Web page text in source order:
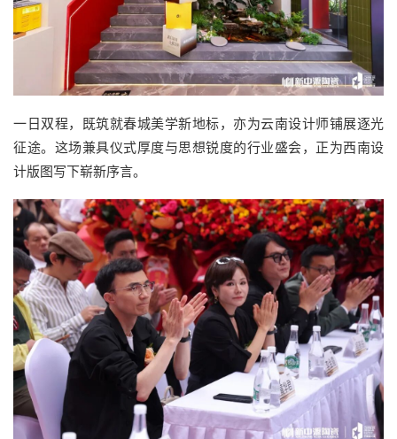
一日双程，既筑就春城美学新地标，亦为云南设计师铺展逐光
征途。这场兼具仪式厚度与思想锐度的行业盛会，正为西南设
计版图写下崭新序言。